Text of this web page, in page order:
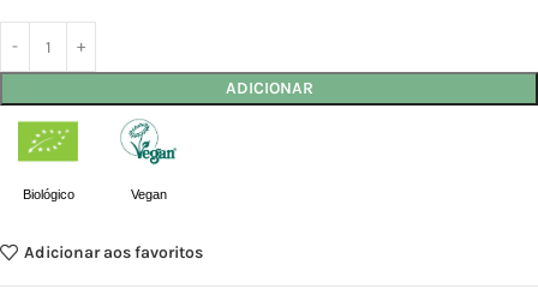
ADICIONAR
Biológico Vegan
Adicionar aos favoritos